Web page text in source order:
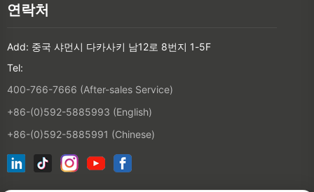
연락처
Add: 중국 샤먼시 다카사키 남12로 8번지 1-5F
Tel:
400-766-7666 (After-sales Service)
+86-(0)592-5885993 (English)
+86-(0)592-5885991 (Chinese)